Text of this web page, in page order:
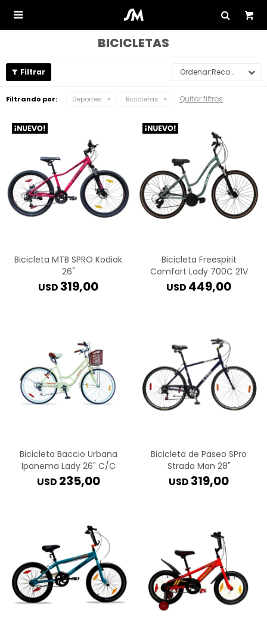

BICICLETAS
Recomendados
Filtrando por: Deportes Bicicletas Quitar filtros
Bicicleta MTB SPRO Kodiak
26"
USD 319,00
Bicicleta Freespirit
Comfort Lady 700C 21V
USD 449,00
Bicicleta Baccio Urbana
Ipanema Lady 26" C/C
USD 235,00
Bicicleta de Paseo SPro
Strada Man 28"
USD 319,00